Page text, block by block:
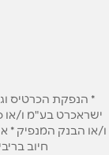
* הנפקת הכרטיס
ישראכרט בע"מ ו/או
ו/או הבנק המנפיק *
חיוב